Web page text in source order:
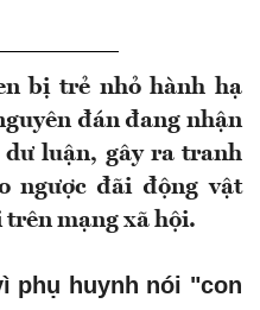
bị trẻ nhỏ hành hạ
đán đang nhận
dư luận, gây ra tranh
ngược đãi động vật
mạng xã hội.
phụ huynh nói "con